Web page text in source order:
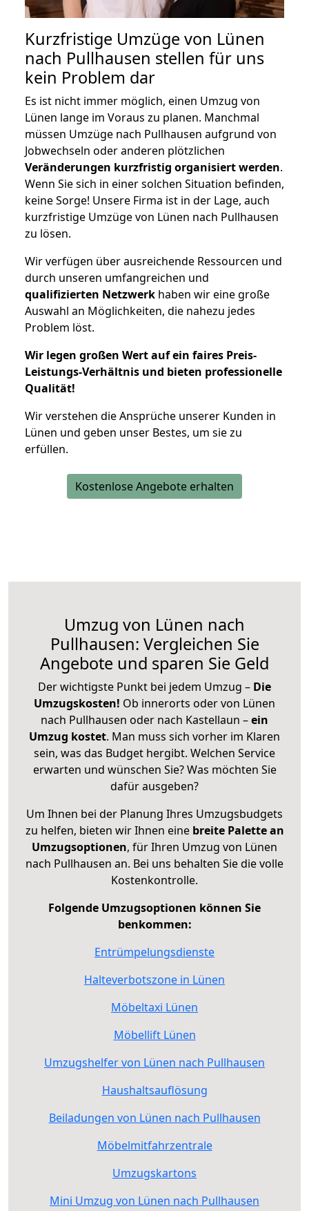
Kurzfristige Umzüge von Lünen
nach Pullhausen stellen für uns
kein Problem dar
Es ist nicht immer möglich, einen Umzug von
Lünen lange im Voraus zu planen. Manchmal
müssen Umzüge nach Pullhausen aufgrund von
Jobwechseln oder anderen plötzlichen
Veränderungen kurzfristig organisiert werden.
Wenn Sie sich in einer solchen Situation befinden,
keine Sorge! Unsere Firma ist in der Lage, auch
kurzfristige Umzüge von Lünen nach Pullhausen
zu lösen.
Wir verfügen über ausreichende Ressourcen und
durch unseren umfangreichen und
qualifizierten Netzwerk haben wir eine große
Auswahl an Möglichkeiten, die nahezu jedes
Problem löst.
Wir legen großen Wert auf ein faires Preis-
Leistungs-Verhältnis und bieten professionelle
Qualität!
Wir verstehen die Ansprüche unserer Kunden in
Lünen und geben unser Bestes, um sie zu
erfüllen.
Kostenlose Angebote erhalten
Umzug von Lünen nach
Pullhausen: Vergleichen Sie
Angebote und sparen Sie Geld
Der wichtigste Punkt bei jedem Umzug – Die
Umzugskosten! Ob innerorts oder von Lünen
nach Pullhausen oder nach Kastellaun –ein
Umzug kostet. Man muss sich vorher im Klaren
sein, was das Budget hergibt. Welchen Service
erwarten und wünschen Sie? Was möchten Sie
dafür ausgeben?
Um Ihnen bei der Planung Ihres Umzugsbudgets
zu helfen, bieten wir Ihnen eine breite Palette an
Umzugsoptionen, für Ihren Umzug von Lünen
nach Pullhausen an. Bei uns behalten Sie die volle
Kostenkontrolle.
Folgende Umzugsoptionen können Sie
benkommen:
Entrümpelungsdienste
Halteverbotszone in Lünen
Möbeltaxi Lünen
Möbellift Lünen
Umzugshelfer von Lünen nach Pullhausen
Haushaltsauflösung
Beiladungen von Lünen nach Pullhausen
Möbelmitfahrzentrale
Umzugskartons
Mini Umzug von Lünen nach Pullhausen